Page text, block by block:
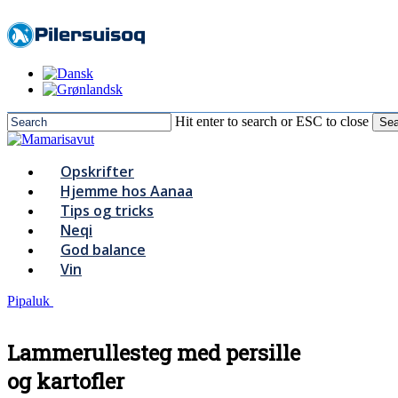
main
content
Hit enter to search or ESC to close
Close
Menu
Opskrifter
Hjemme hos Aanaa
Tips og tricks
Neqi
God balance
Vin
Pipaluk
Lammerullesteg med persille
og kartofler